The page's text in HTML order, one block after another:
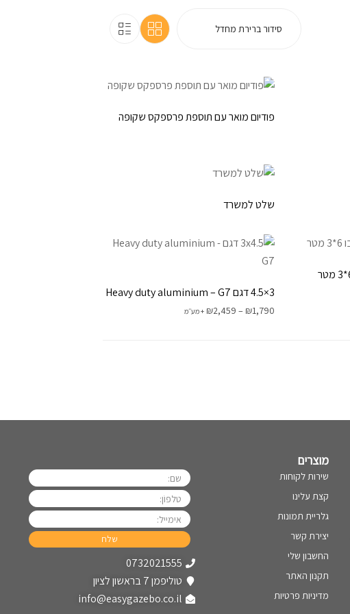
פודיום מואר עם תוספת פרספקס שקופה
שלט למשרד
3×4.5 דגם Heavy duty aluminium – G7
₪1,790
–
₪2,459 + מע׳׳מ
מוצרים
שירות לקוחות
קצת עלינו
גלריית תמונות
יצירת קשר
החשבון שלי
תקנון האתר
מדיניות פרטיות
0732021555
טוליפמן 7 בראשון לציון
info@easygazebo.co.il